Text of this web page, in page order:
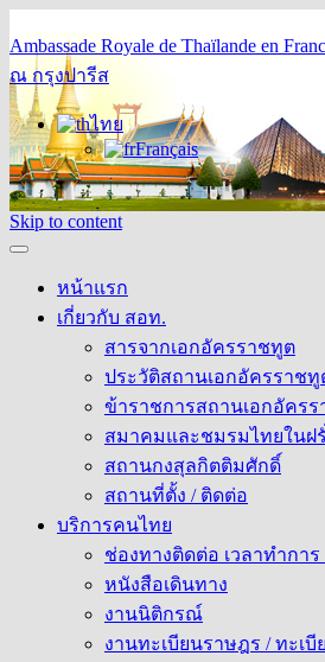
Ambassade Royale de Thaïlande en
ณ กรุงปารีส
ไทย
Français
Skip to content
หน้าแรก
เกี่ยวกับ สอท.
สารจากเอกอัครราชทูต
ประวัติสถานเอกอัครราชทู
ข้าราชการสถานเอกอัคร
สมาคมและชมรมไทยในฝ
สถานกงสุลกิตติมศักดิ์
สถานที่ตั้ง / ติดต่อ
บริการคนไทย
ช่องทางติดต่อ เวลาทำกา
หนังสือเดินทาง
งานนิติกรณ์
งานทะเบียนราษฎร / ทะเ